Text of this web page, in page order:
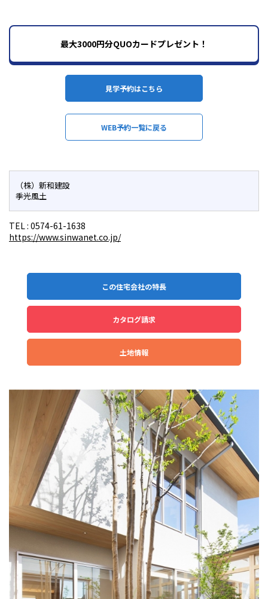
最大3000円分QUOカードプレゼント！
見学予約はこちら
WEB予約一覧に戻る
（株）新和建設
季光風土
TEL : 0574-61-1638
https://www.sinwanet.co.jp/
この住宅会社の特長
カタログ請求
土地情報